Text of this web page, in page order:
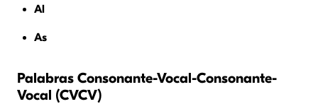
Al
As
Palabras Consonante-Vocal-Consonante-
Vocal (CVCV)